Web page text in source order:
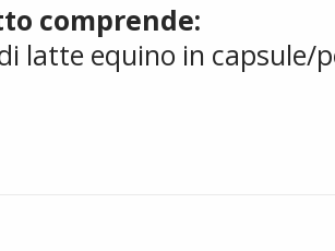
comprende:
latte equino in capsule/